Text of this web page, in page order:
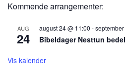
Kommende arrangementer:
AUG
24
august 24 @ 11:00 -
Bibeldager Nesttun
Vis kalender